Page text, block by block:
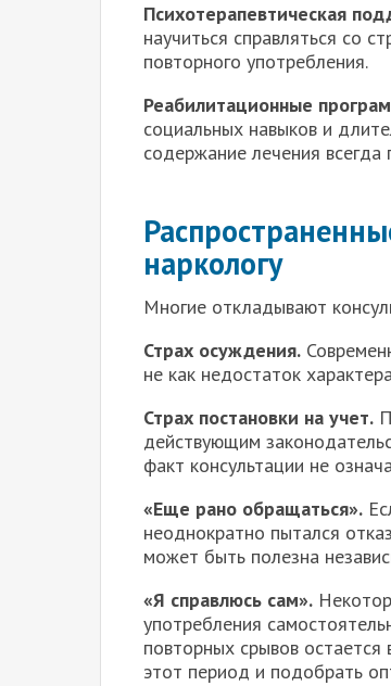
Психотерапевтическая
научиться справляться со
повторного употребления.
Реабилитационные
социальных навыков и
содержание лечения
наркологу
Многие откладывают
Страх осуждения.
не как недостаток
Страх постановки на учет.
действующим
факт консультации не
«Еще рано обращаться».
неоднократно пытался
может быть полезна
«Я справлюсь сам».
употребления
повторных срывов
этот период и подобрать